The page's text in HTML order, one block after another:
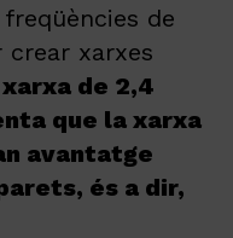
de
xarxes
xarxa de 2,4
que la xarxa
avantatge
és a dir,